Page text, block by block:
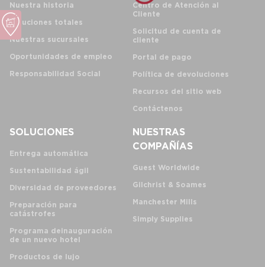
Nuestra historia
Soluciones totales
Nuestras sucursales
Oportunidades de empleo
Responsabilidad Social
Centro de Atención al
Cliente
Solicitud de cuenta de
cliente
Portal de pago
Política de devoluciones
Recursos del sitio web
Contáctenos
SOLUCIONES
Entrega automática
Sustentabilidad ágil
Diversidad de proveedores
Preparación para
catástrofes
Programa de inauguración
de un nuevo hotel
Productos de lujo
NUESTRAS
COMPAÑÍAS
Guest Worldwide
Gilchrist & Soames
Manchester Mills
Simply Supplies